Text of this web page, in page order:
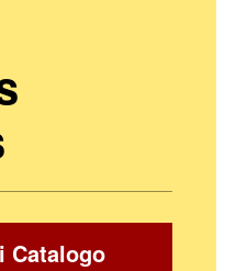
Catalogo